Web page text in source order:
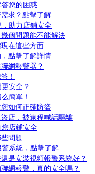
您的困惑
求？點擊了解
助力店鋪安全
個問題能不能解決
在這些方面
點擊了解詳情
網報警器？
！
安全？
簡單！
如何正確防盜
店，被遠程喊話驅離
店鋪安全
問題
系統，點擊了解
是安裝視頻報警系統好？
網報警，真的安全嗎？